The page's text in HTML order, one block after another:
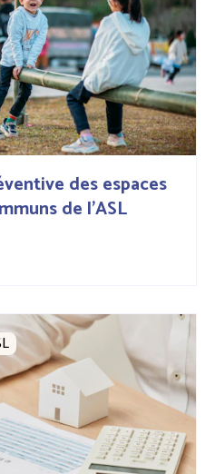
des espaces
de l’ASL